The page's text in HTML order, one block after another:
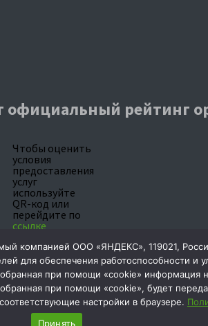
рейтинг
Чтобы оценить
условия
предоставления
услуг
используйте
QR-код или
перейдите по
ссылке
Мы в соц.сетях:
компанией ООО «ЯНДЕКС», 119021,
для обеспечения работоспособности и
при помощи «cookie»
при помощи «cookie», будет
настройки в браузере.
Принять